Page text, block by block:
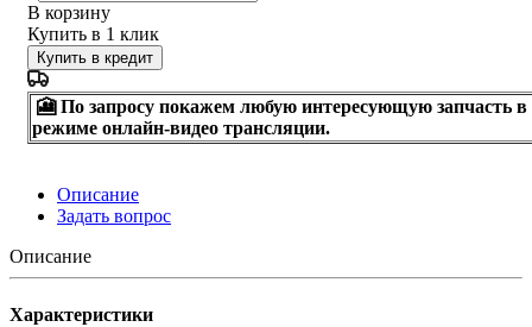
В корзину
Купить в 1 клик
Купить в кредит
🎦 По запросу покажем любую интересующую запчасть в
режиме онлайн-видео трансляции.
Описание
Задать вопрос
Описание
Характеристики